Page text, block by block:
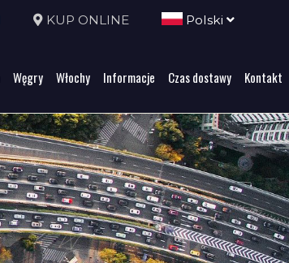
KUP ONLINE Polski
Węgry Włochy Informacje Czas dostawy Kontakt